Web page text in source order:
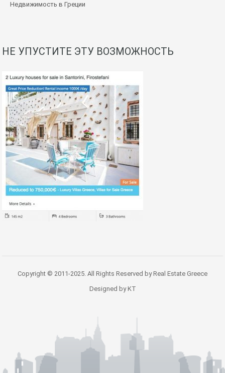
Недвижимость в Греции
НЕ УПУСТИТЕ ЭТУ ВОЗМОЖНОСТЬ
Copyright © 2011-2025. All Rights Reserved by Real Estate Greece
Designed by KT